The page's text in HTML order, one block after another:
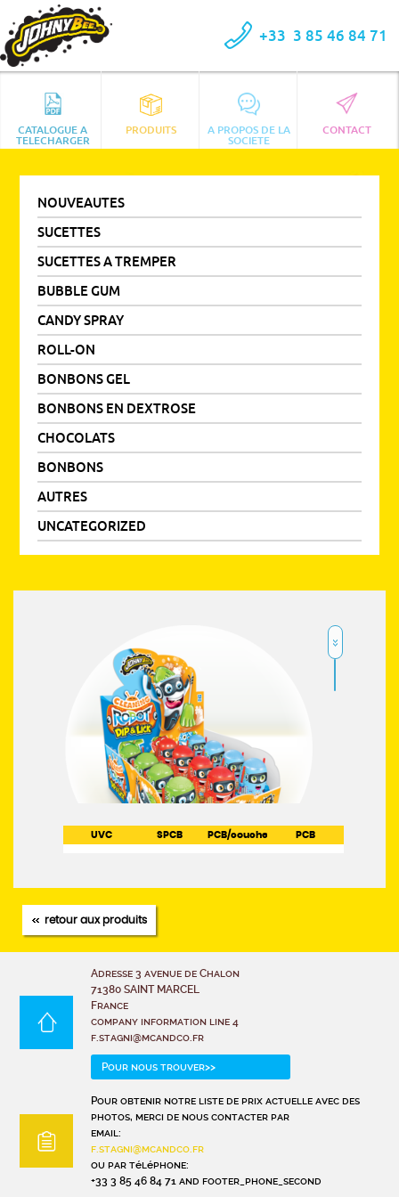
+33 3 85 46 84 71
CATALOGUE A
TELECHARGER
PRODUITS
A PROPOS DE LA
SOCIETE
CONTACT
NOUVEAUTES
SUCETTES
SUCETTES A TREMPER
BUBBLE GUM
CANDY SPRAY
ROLL-ON
BONBONS GEL
BONBONS EN DEXTROSE
CHOCOLATS
BONBONS
AUTRES
UNCATEGORIZED
UVC SPCB PCB/couche PCB
retour aux produits
Adresse 3 avenue de Chalon
71380 SAINT MARCEL
France
company information line 4
f.stagni@mcandco.fr
Pour nous trouver>>
Pour obtenir notre liste de prix actuelle avec des
photos, merci de nous contacter par
email:
f.stagni@mcandco.fr
ou par téléphone:
+33 3 85 46 84 71 and footer_phone_second